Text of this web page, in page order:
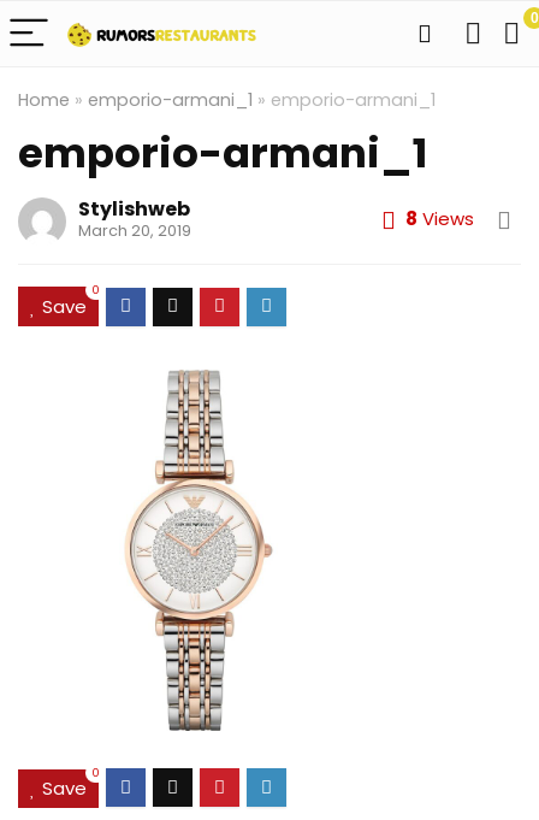
0
Home » emporio-armani_1 » emporio-armani_1
emporio-armani_1
Stylishweb
March 20, 2019 8 Views
Save
0
Save
0